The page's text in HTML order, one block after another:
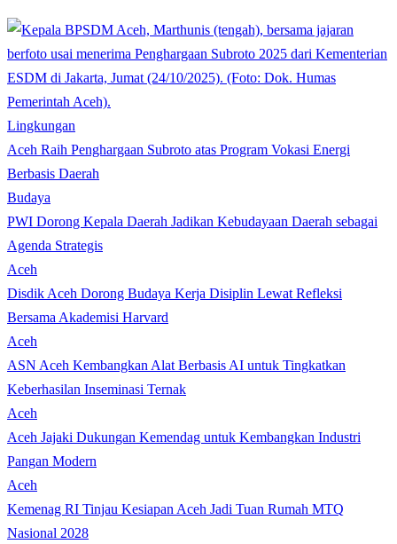
Lingkungan
Aceh Raih Penghargaan Subroto atas Program Vokasi Energi
Berbasis Daerah
Budaya
PWI Dorong Kepala Daerah Jadikan Kebudayaan Daerah sebagai
Agenda Strategis
Aceh
Disdik Aceh Dorong Budaya Kerja Disiplin Lewat Refleksi
Bersama Akademisi Harvard
Aceh
ASN Aceh Kembangkan Alat Berbasis AI untuk Tingkatkan
Keberhasilan Inseminasi Ternak
Aceh
Aceh Jajaki Dukungan Kemendag untuk Kembangkan Industri
Pangan Modern
Aceh
Kemenag RI Tinjau Kesiapan Aceh Jadi Tuan Rumah MTQ
Nasional 2028